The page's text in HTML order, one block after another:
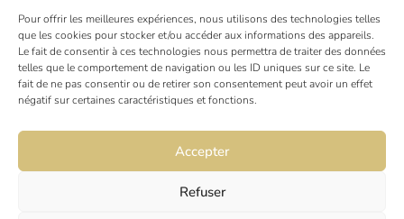
Pour offrir les meilleures expériences, nous utilisons des technologies telles
que les cookies pour stocker et/ou accéder aux informations des appareils.
Le fait de consentir à ces technologies nous permettra de traiter des données
telles que le comportement de navigation ou les ID uniques sur ce site. Le
fait de ne pas consentir ou de retirer son consentement peut avoir un effet
négatif sur certaines caractéristiques et fonctions.
Accepter
Refuser
NOS ACTUALITÉS
AVIS CLIENTS